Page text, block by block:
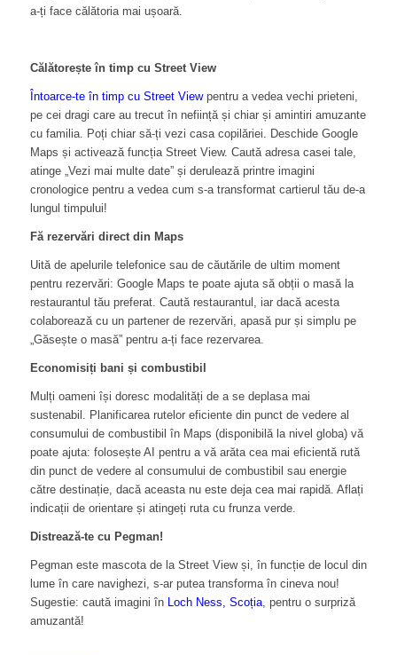
a-ți face călătoria mai ușoară.
Călătorește în timp cu Street View
Întoarce-te în timp cu Street Viewpentru a vedea vechi prieteni,
pe cei dragi care au trecut în neființă și chiar și amintiri amuzante
cu familia. Poți chiar să-ți vezi casa copilăriei. Deschide Google
Maps și activează funcția Street View. Caută adresa casei tale,
atinge „Vezi mai multe date” și derulează printre imagini
cronologice pentru a vedea cum s-a transformat cartierul tău de-a
lungul timpului!
Fă rezervări direct din Maps
Uită de apelurile telefonice sau de căutările de ultim moment
pentru rezervări: Google Maps te poate ajuta să obții o masă la
restaurantul tău preferat. Caută restaurantul, iar dacă acesta
colaborează cu un partener de rezervări, apasă pur și simplu pe
„Găsește o masă” pentru a-ți face rezervarea.
Economisiți bani și combustibil
Mulți oameni își doresc modalități de a se deplasa mai
sustenabil. Planificarea rutelor eficiente din punct de vedere al
consumului de combustibil în Maps (disponibilă la nivel globa) vă
poate ajuta: folosește AI pentru a vă arăta cea mai eficientă rută
din punct de vedere al consumului de combustibil sau energie
către destinație, dacă aceasta nu este deja cea mai rapidă. Aflați
indicații de orientare și atingeți ruta cu frunza verde.
Distrează-te cu Pegman!
Pegman este mascota de la Street View și, în funcție de locul din
lume în care navighezi, s-ar putea transforma în cineva nou!
Sugestie: caută imagini în Loch Ness, Scoția, pentru o surpriză
amuzantă!